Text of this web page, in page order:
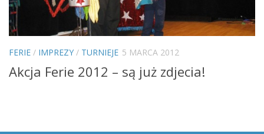
FERIE / IMPREZY / TURNIEJE 5 MARCA 2012
Akcja Ferie 2012 – są już zdjecia!